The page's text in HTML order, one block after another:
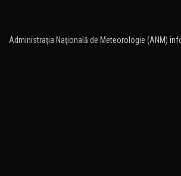
Administraţia Naţională de Meteorologie (ANM)